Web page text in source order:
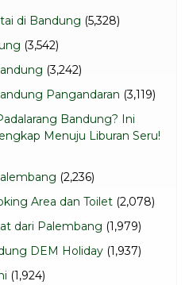
di Bandung (5,328)
(3,542)
(3,242)
Pangandaran (3,119)
Bandung? Ini
Menuju Liburan Seru!
(2,236)
Area dan Toilet (2,078)
dari Palembang (1,979)
DEM Holiday (1,937)
(1,924)